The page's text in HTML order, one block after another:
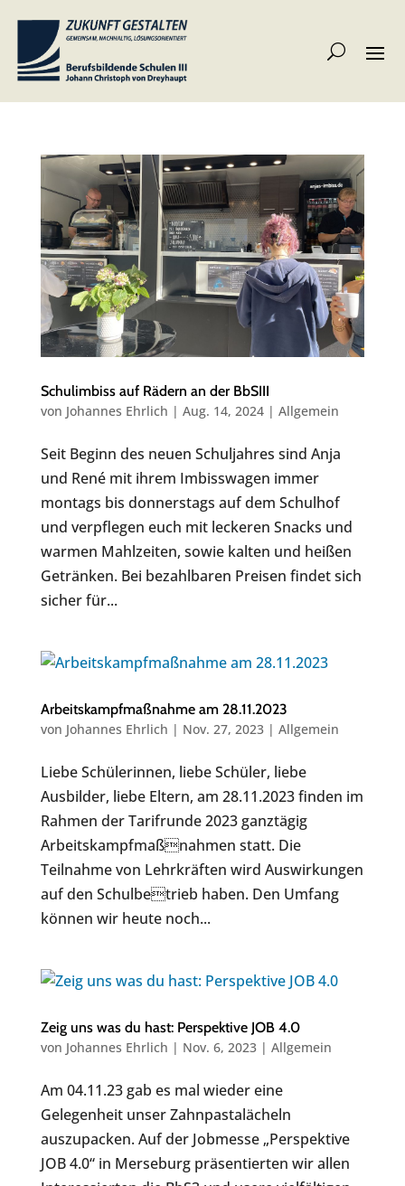
Schulimbiss auf Rädern an der BbSIII
von Johannes Ehrlich | Aug. 14, 2024| Allgemein
Seit Beginn des neuen Schuljahres sind Anja
und René mit ihrem Imbisswagen immer
montags bis donnerstags auf dem Schulhof
und verpflegen euch mit leckeren Snacks und
warmen Mahlzeiten, sowie kalten und heißen
Getränken. Bei bezahlbaren Preisen findet sich
sicher für...
Arbeitskampfmaßnahme am 28.11.2023
von Johannes Ehrlich | Nov. 27, 2023| Allgemein
Liebe Schülerinnen, liebe Schüler, liebe
Ausbilder, liebe Eltern, am 28.11.2023 finden im
Rahmen der Tarifrunde 2023 ganztägig
Arbeitskampfmaßnahmen statt. Die
Teilnahme von Lehrkräften wird Auswirkungen
auf den Schulbetrieb haben. Den Umfang
können wir heute noch...
Zeig uns was du hast: Perspektive JOB 4.0
von Johannes Ehrlich | Nov. 6, 2023| Allgemein
Am 04.11.23 gab es mal wieder eine
Gelegenheit unser Zahnpastalächeln
auszupacken. Auf der Jobmesse „Perspektive
JOB 4.0“ in Merseburg präsentierten wir allen